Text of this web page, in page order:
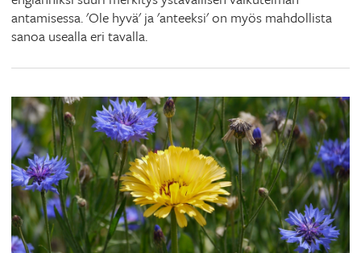
antamisessa. 'Ole hyvä' ja 'anteeksi' on myös mahdollista
sanoa usealla eri tavalla.